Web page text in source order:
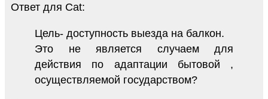
Ответ для Cat:
Цель- доступность выезда на балкон.
Это не является случаем для
действия по адаптации бытовой ,
осуществляемой государством?